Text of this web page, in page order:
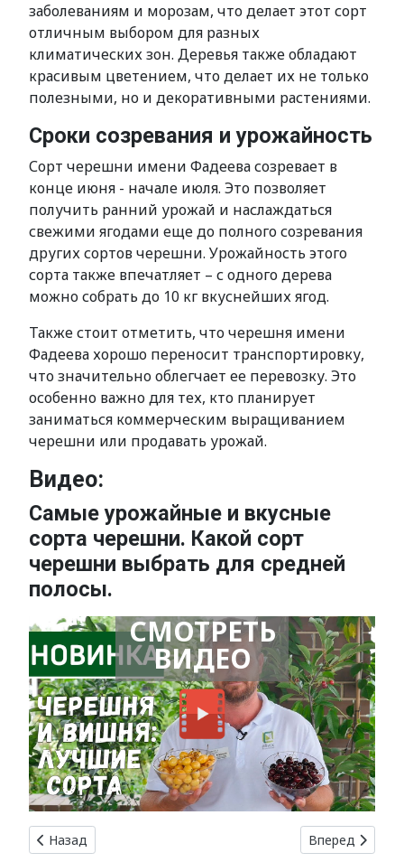
заболеваниям и морозам, что делает этот сорт
отличным выбором для разных
климатических зон. Деревья также обладают
красивым цветением, что делает их не только
полезными, но и декоративными растениями.
Сроки созревания и урожайность
Сорт черешни имени Фадеева созревает в
конце июня - начале июля. Это позволяет
получить ранний урожай и наслаждаться
свежими ягодами еще до полного созревания
других сортов черешни. Урожайность этого
сорта также впечатляет – с одного дерева
можно собрать до 10 кг вкуснейших ягод.
Также стоит отметить, что черешня имени
Фадеева хорошо переносит транспортировку,
что значительно облегчает ее перевозку. Это
особенно важно для тех, кто планирует
заниматься коммерческим выращиванием
черешни или продавать урожай.
Видео:
Самые урожайные и вкусные
сорта черешни. Какой сорт
черешни выбрать для средней
полосы.
СМОТРЕТЬ
ВИДЕО
Предыдущий: Лучшие сорта груш деревьев для вашего
Назад Следующий:
Вперед